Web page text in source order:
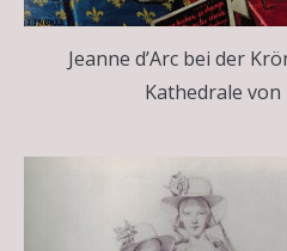
Jeanne d’Arc bei der
Kathedrale von